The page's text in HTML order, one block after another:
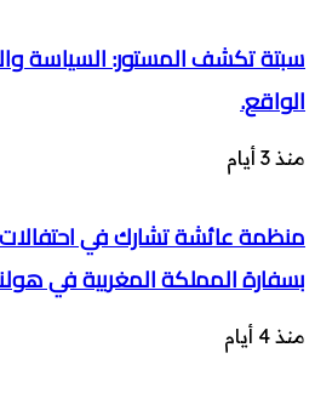
سبتة تكشف المستور: السياسة
الواقع.
منذ 3 أيام
منظمة عائشة تشارك في
بسفارة المملكة المغربية في
منذ 4 أيام